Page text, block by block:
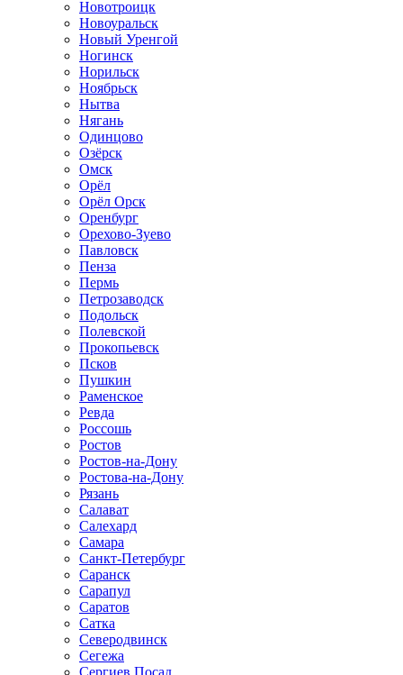
Новотроицк
Новоуральск
Новый Уренгой
Ногинск
Норильск
Ноябрьск
Нытва
Нягань
Одинцово
Озёрск
Омск
Орёл
Орёл Орск
Оренбург
Орехово-Зуево
Павловск
Пенза
Пермь
Петрозаводск
Подольск
Полевской
Прокопьевск
Псков
Пушкин
Раменское
Ревда
Россошь
Ростов
Ростов-на-Дону
Ростова-на-Дону
Рязань
Салават
Салехард
Самара
Санкт-Петербург
Саранск
Сарапул
Саратов
Сатка
Северодвинск
Сегежа
Сергиев Посад